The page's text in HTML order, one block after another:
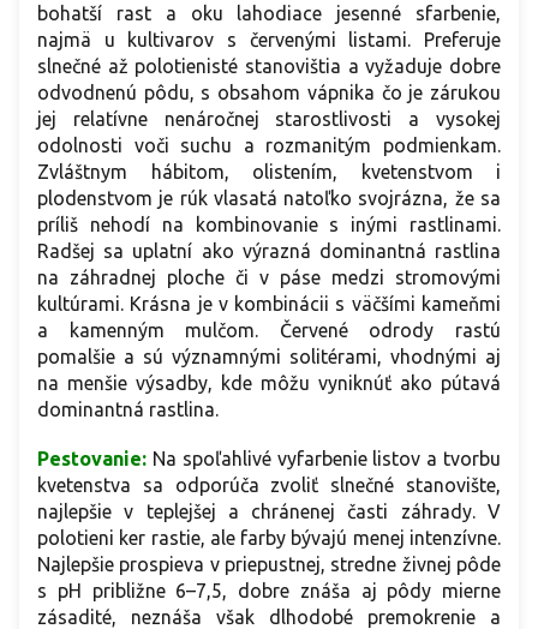
bohatší rast a oku lahodiace jesenné sfarbenie,
najmä u kultivarov s červenými listami. Preferuje
slnečné až polotienisté stanovištia a vyžaduje dobre
odvodnenú pôdu, s obsahom vápnika čo je zárukou
jej relatívne nenáročnej starostlivosti a vysokej
odolnosti voči suchu a rozmanitým podmienkam.
Zvláštnym hábitom, olistením, kvetenstvom i
plodenstvom je rúk vlasatá natoľko svojrázna, že sa
príliš nehodí na kombinovanie s inými rastlinami.
Radšej sa uplatní ako výrazná dominantná rastlina
na záhradnej ploche či v páse medzi stromovými
kultúrami. Krásna je v kombinácii s väčšími kameňmi
a kamenným mulčom. Červené odrody rastú
pomalšie a sú významnými solitérami, vhodnými aj
na menšie výsadby, kde môžu vyniknúť ako pútavá
dominantná rastlina.
Pestovanie: Na spoľahlivé vyfarbenie listov a tvorbu
kvetenstva sa odporúča zvoliť slnečné stanovište,
najlepšie v teplejšej a chránenej časti záhrady. V
polotieni ker rastie, ale farby bývajú menej intenzívne.
Najlepšie prospieva v priepustnej, stredne živnej pôde
s pH približne 6–7,5, dobre znáša aj pôdy mierne
zásadité, neznáša však dlhodobé premokrenie a